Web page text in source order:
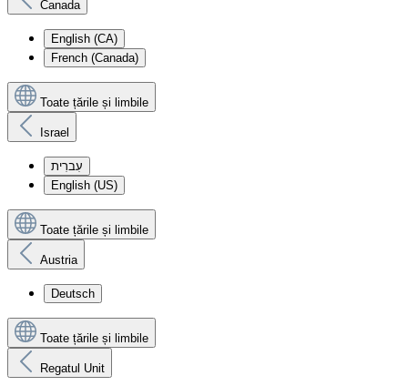
Canada
English (CA)
French (Canada)
Toate țările și limbile
Israel
עִברִית
English (US)
Toate țările și limbile
Austria
Deutsch
Toate țările și limbile
Regatul Unit